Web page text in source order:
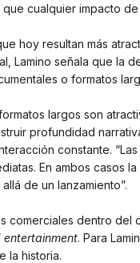
cualquier impacto de
hoy resultan más
Lamino señala que la
o formatos
largos son
profundidad
constante.
En ambos casos
de un lanzamiento”.
comerciales dentro del
entertainment. Para
la historia.